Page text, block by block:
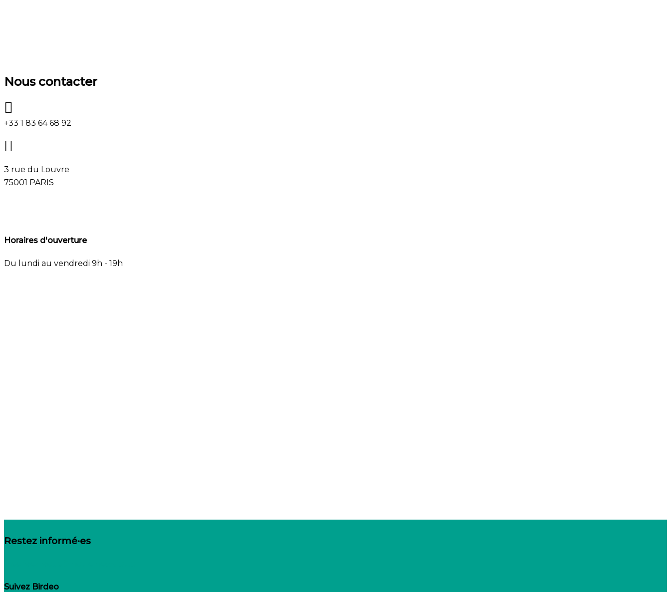
Nous contacter
+33 1 83 64 68 92
3 rue du Louvre
75001 PARIS
Horaires d'ouverture
Du lundi au vendredi 9h - 19h
Restez informé·es
Suivez Birdeo